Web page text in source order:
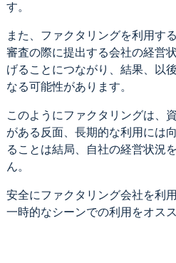
す。
また、ファクタリングを利用す
審査の際に提出する会社の経営
げることにつながり、結果、以
なる可能性があります。
このようにファクタリングは、
がある反面、長期的な利用には
ることは結局、自社の経営状況
ん。
安全にファクタリング会社を利
一時的なシーンでの利用をオスス